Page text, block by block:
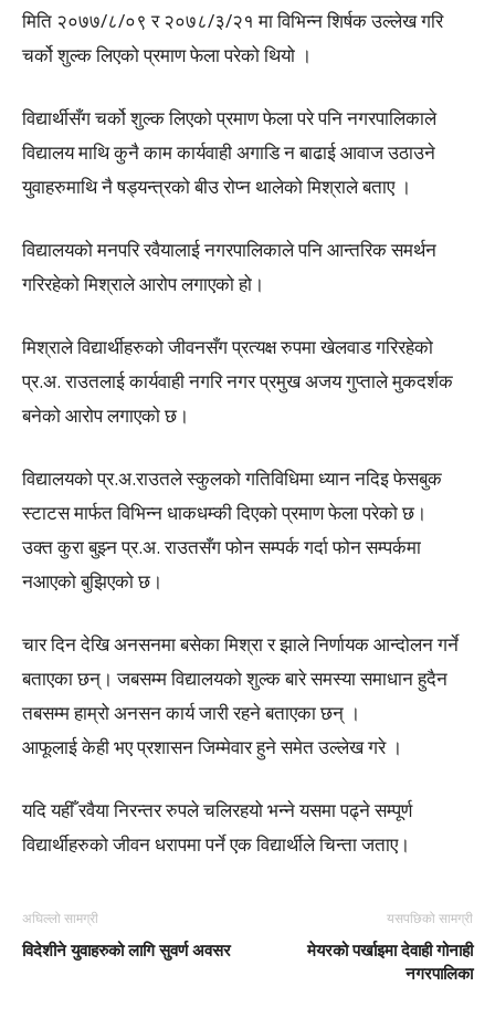
मिति २०७७/८/०९ र २०७८/३/२१ मा विभिन्न शिर्षक उल्लेख गरि
चर्को शुल्क लिएको प्रमाण फेला परेको थियो ।
विद्यार्थीसँग चर्को शुल्क लिएको प्रमाण फेला परे पनि नगरपालिकाले
विद्यालय माथि कुनै काम कार्यवाही अगाडि न बाढाई आवाज उठाउने
युवाहरुमाथि नै षड्यन्त्रको बीउ रोप्न थालेको मिश्राले बताए ।
विद्यालयको मनपरि रवैयालाई नगरपालिकाले पनि आन्तरिक समर्थन
गरिरहेको मिश्राले आरोप लगाएको हो।
मिश्राले विद्यार्थीहरुको जीवनसँग प्रत्यक्ष रुपमा खेलवाड गरिरहेको
प्र.अ. राउतलाई कार्यवाही नगरि नगर प्रमुख अजय गुप्ताले मुकदर्शक
बनेको आरोप लगाएको छ।
विद्यालयको प्र.अ.राउतले स्कुलको गतिविधिमा ध्यान नदिइ फेसबुक
स्टाटस मार्फत विभिन्न धाकधम्की दिएको प्रमाण फेला परेको छ।
उक्त कुरा बुझ्न प्र.अ. राउतसँग फोन सम्पर्क गर्दा फोन सम्पर्कमा
नआएको बुझिएको छ।
चार दिन देखि अनसनमा बसेका मिश्रा र झाले निर्णायक आन्दोलन गर्ने
बताएका छन्। जबसम्म विद्यालयको शुल्क बारे समस्या समाधान हुदैन
तबसम्म हाम्रो अनसन कार्य जारी रहने बताएका छन् ।
आफूलाई केही भए प्रशासन जिम्मेवार हुने समेत उल्लेख गरे ।
यदि यहीँ रवैया निरन्तर रुपले चलिरहयो भन्ने यसमा पढ्ने सम्पूर्ण
विद्यार्थीहरुको जीवन धरापमा पर्ने एक विद्यार्थीले चिन्ता जताए।
अघिल्लो सामग्री
विदेशीने युवाहरुको लागि सुवर्ण अवसर
यसपछिको सामग्री
मेयरको पर्खाइमा देवाही गोनाही
नगरपालिका